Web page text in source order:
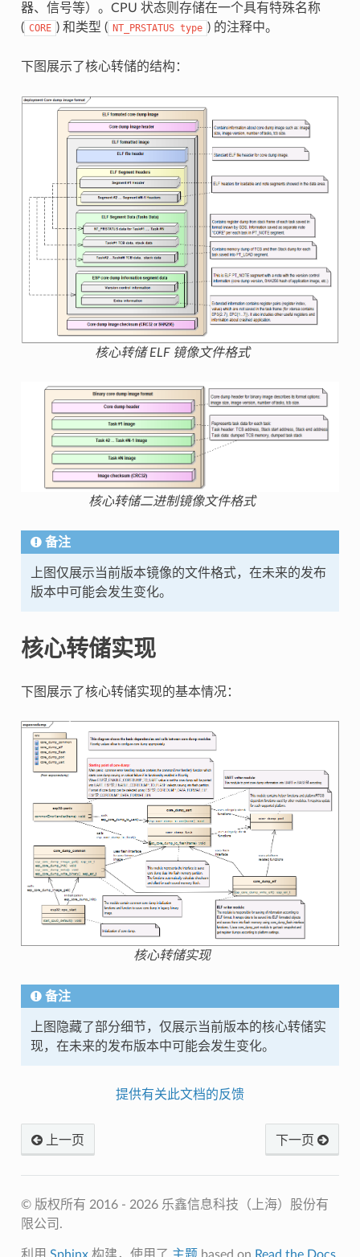
器、信号等）。CPU 状态则存储在一个具有特殊名称
( CORE ) 和类型 ( NT_PRSTATUS type ) 的注释中。
下图展示了核心转储的结构：
核心转储 ELF 镜像文件格式
核心转储二进制镜像文件格式
备注
上图仅展示当前版本镜像的文件格式，在未来的发布
版本中可能会发生变化。
核心转储实现
下图展示了核心转储实现的基本情况：
核心转储实现
备注
上图隐藏了部分细节，仅展示当前版本的核心转储实
现，在未来的发布版本中可能会发生变化。
提供有关此文档的反馈
上一页 下一页
© 版权所有 2016 - 2026 乐鑫信息科技（上海）股份有
限公司.
利用 Sphinx构建，使用了 主题 based on Read the Docs